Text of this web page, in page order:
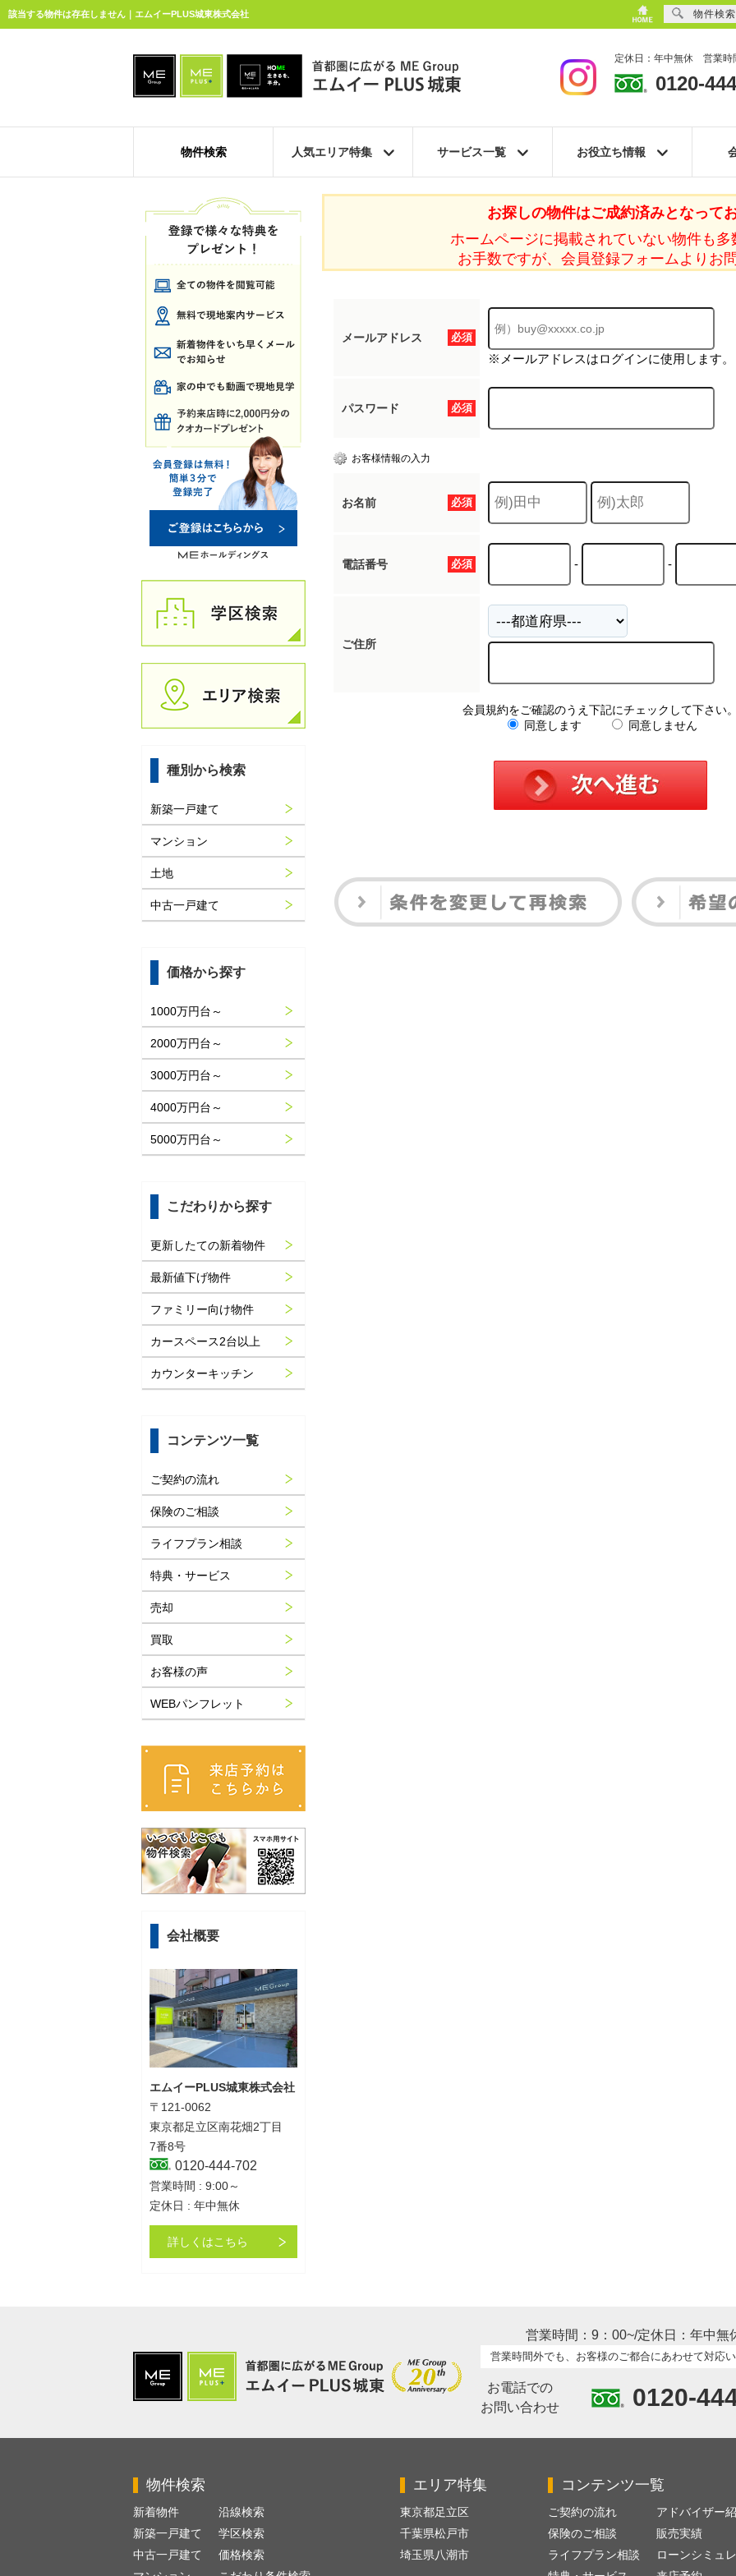
該当する物件は存在しません｜エムイーPLUS城東株式会社
定休日：年中無休 営業時
0120-
物件検索 人気エリア特集 サービス一覧 お役立ち情報
お探しの物件はご成約済みとなってお
ホームページに掲載されていない物件も多
お手数ですが、会員登録フォームよりお
必須
メールアドレス
※メールアドレスはログインに使用します。
必須
パスワード
お客様情報の入力
必須
お名前
必須
電話番号 - -
ご住所
会員規約をご確認のうえ下記にチェックして下さい。
同意します
同意しません
種別から検索
新築一戸建て
マンション
土地
中古一戸建て
価格から探す
1000万円台～
2000万円台～
3000万円台～
4000万円台～
5000万円台～
こだわりから探す
更新したての新着物件
最新値下げ物件
ファミリー向け物件
カースペース2台以上
カウンターキッチン
コンテンツ一覧
ご契約の流れ
保険のご相談
ライフプラン相談
特典・サービス
売却
買取
お客様の声
WEBパンフレット
会社概要
エムイーPLUS城東株式会社
〒121-0062
東京都足立区南花畑2丁目
7番8号
0120-444-702
営業時間 : 9:00～
定休日 : 年中無休
詳しくはこちら
営業時間：9：00~/定休日：年中無
営業時間外でも、お客様のご都合にあわせて対応
お電話での
お問い合わせ
0120-
物件検索
新着物件
新築一戸建て
中古一戸建て
沿線検索
学区検索
価格検索
エリア特集
東京都足立区
千葉県松戸市
埼玉県八潮市
コンテンツ一覧
ご契約の流れ
保険のご相談
ライフプラン相談
アドバイザー
販売実績
ローンシミュ
物件検索